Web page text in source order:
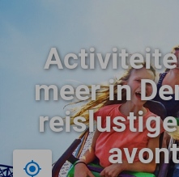
Ontdek
meer in
Bij mij in de buurt